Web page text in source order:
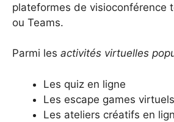
plateformes de visioconférence
ou Teams.
Parmi les activités virtuelles
Les quiz en ligne
Les escape games virtuels
Les ateliers créatifs en